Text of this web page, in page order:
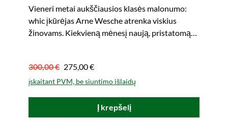
Vieneri metai aukščiausios klasės malonumo:
whic įkūrėjas Arne Wesche atrenka viskius
žinovams. Kiekvieną mėnesį naują, pristatomą
300,00 € 275,00 €
įskaitant PVM, be siuntimo išlaidų
Į krepšelį